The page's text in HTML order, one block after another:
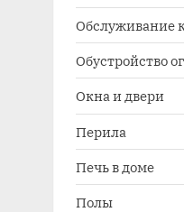
Обслуживание
Обустройство
Окна и двери
Перила
Печь в доме
Полы